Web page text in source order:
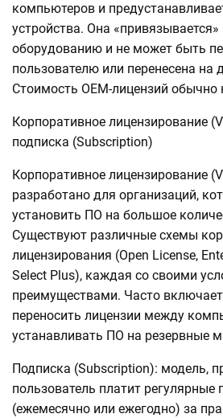
компьютеров и
устройства. Она
оборудованию и не может быть
пользователю или перенесена на
Стоимость OEM-лицензий обычно
Корпоративное лицензирование
подписка (Subscription)
Корпоративное лицензирование
разработано для организаций,
установить ПО на большое
Существуют различные схемы
лицензирования (Open License,
Select Plus), каждая со своими
преимуществами. Часто
переносить лицензии между
устанавливать ПО на резервные
Подписка (Subscription): модель,
пользователь платит регулярные
(ежемесячно или ежегодно) за